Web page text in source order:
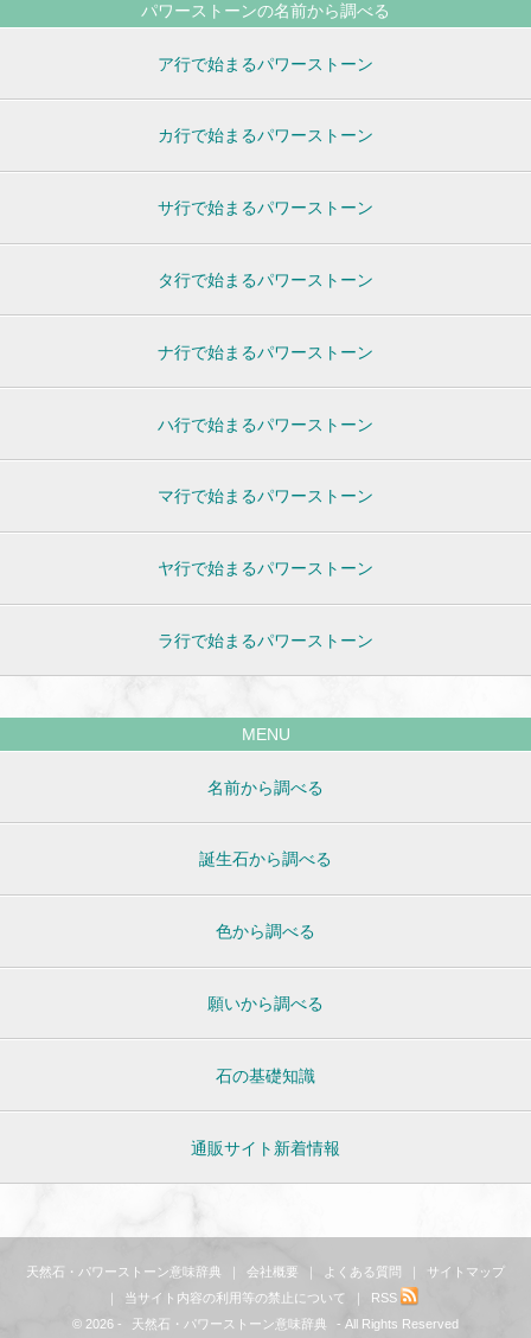
パワーストーンの名前から調べる
ア行で始まるパワーストーン
カ行で始まるパワーストーン
サ行で始まるパワーストーン
タ行で始まるパワーストーン
ナ行で始まるパワーストーン
ハ行で始まるパワーストーン
マ行で始まるパワーストーン
ヤ行で始まるパワーストーン
ラ行で始まるパワーストーン
MENU
名前から調べる
誕生石から調べる
色から調べる
願いから調べる
石の基礎知識
通販サイト新着情報
天然石・パワーストーン意味辞典 ｜ 会社概要 ｜ よくある質問 ｜
サイトマップ
｜
当サイト内容の利用等の禁止について ｜
RSS
© 2026 -
天然石・パワーストーン意味辞典 - All Rights Reserved